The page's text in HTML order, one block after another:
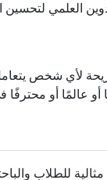
لأي شخص
عالمًا أو
للطلاب